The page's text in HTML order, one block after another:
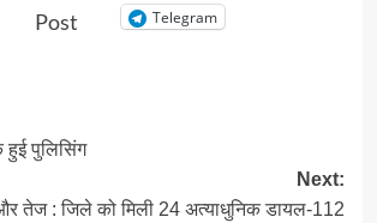
Post Telegram
हुई पुलिसिंग
Next:
तेज : जिले को मिली 24 अत्याधुनिक डायल-112